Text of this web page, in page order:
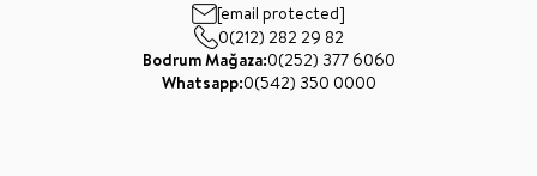
[email protected]
0(212) 282 29 82
Bodrum Mağaza:0(252) 377 6060
Whatsapp:0(542) 350 0000